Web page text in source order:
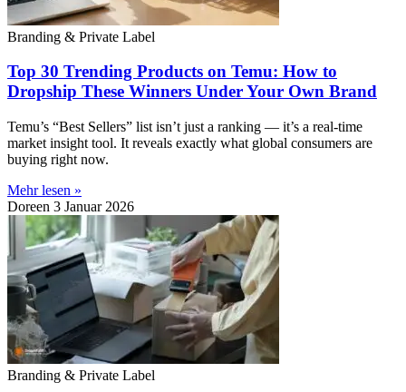
Branding & Private Label
Top 30 Trending Products on Temu: How to
Dropship These Winners Under Your Own Brand
Temu’s “Best Sellers” list isn’t just a ranking — it’s a real-time
market insight tool. It reveals exactly what global consumers are
buying right now.
Mehr lesen »
Doreen 3 Januar 2026
Branding & Private Label